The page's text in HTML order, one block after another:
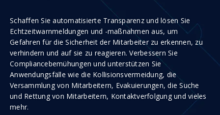
Schaffen Sie automatisierte Transparenz und lösen Sie
Echtzeitwarnmeldungen und -maßnahmen aus, um
Gefahren für die Sicherheit der Mitarbeiter zu erkennen, zu
verhindern und auf sie zu reagieren. Verbessern Sie
Compliancebemühungen und unterstützen Sie
Anwendungsfälle wie die Kollisionsvermeidung, die
Versammlung von Mitarbeitern, Evakuierungen, die Suche
und Rettung von Mitarbeitern, Kontaktverfolgung und vieles
mehr.